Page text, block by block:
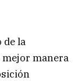
de la
manera